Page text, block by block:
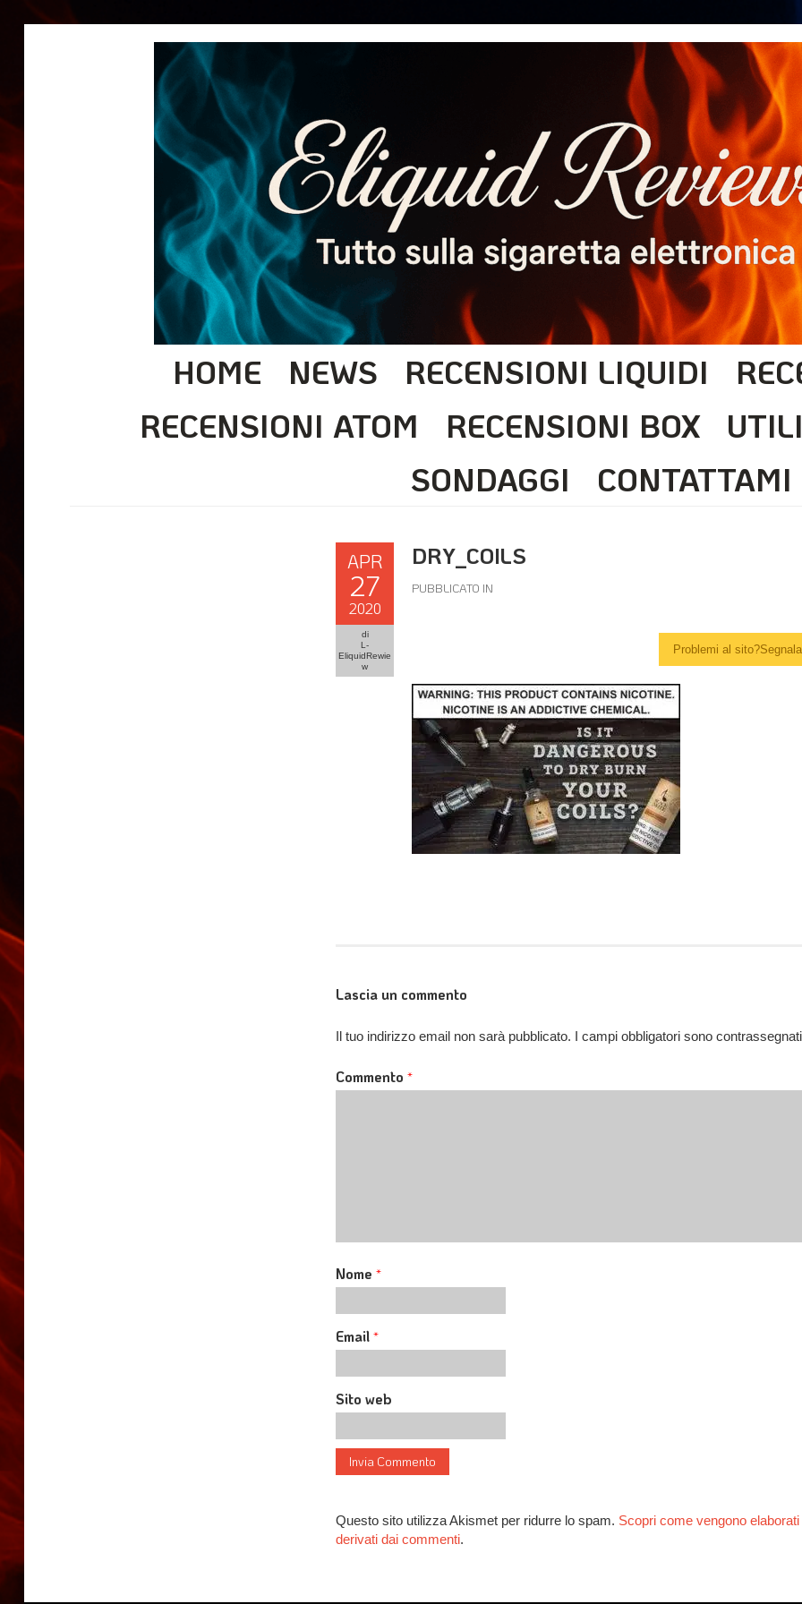
HOME NEWS RECENSIONI LIQUIDI
RECENSIONI ATOM
RECENSIONI BOX
SONDAGGI
CONTATTAMI
APR
27
2020
di
L-
EliquidRewie
w
DRY_COILS
PUBBLICATO IN
Problemi al
Lascia un commento
Il tuo indirizzo email non sarà pubblicato. I campi obbligatori sono
Commento*
Nome*
Email*
Sito web
Questo sito utilizza Akismet per ridurre lo spam. Scopri come vengono elaborati
derivati dai commenti.